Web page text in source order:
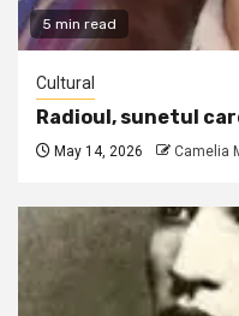
5 min read
Cultural
Radioul, sunetul
May 14, 2026 Camelia